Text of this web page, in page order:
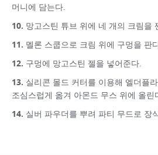
머니에 담는다.
망고스틴 튜브 위에 네 개의 크림을
멜론 스쿱으로 크림 위에 구멍을 판
구멍에 망고스틴 젤을 넣어준다.
실리콘 몰드 커터를 이용해 엘더플
조심스럽게 옮겨 아몬드 무스 위에 올린
실버 파우더를 뿌려 파티 무드로 장